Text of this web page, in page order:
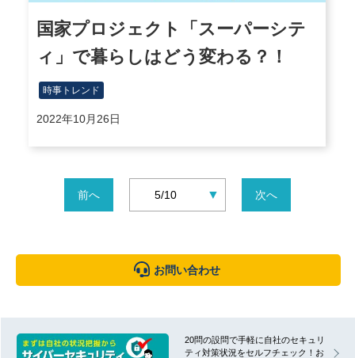
国家プロジェクト「スーパーシテ
ィ」で暮らしはどう変わる？！
時事トレンド
2022年10月26日
前へ 5/10 ▼ 次へ
お問い合わせ
20問の設問で手軽に自社のセキュリ
ティ対策状況をセルフチェック！お